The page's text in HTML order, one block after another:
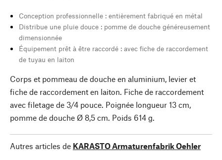
Conception professionnelle : entièrement fabriqué en métal
Distribue une pluie douce : pomme de douche généreusement
dimensionnée
Équipement prêt à être raccordé : avec fiche de raccordement
de tuyau en laiton
Corps et pommeau de douche en aluminium, levier et
fiche de raccordement en laiton. Fiche de raccordement
avec filetage de 3/4 pouce. Poignée longueur 13 cm,
pomme de douche Ø 8,5 cm. Poids 614 g.
Autres articles de KARASTO Armaturenfabrik Oehler